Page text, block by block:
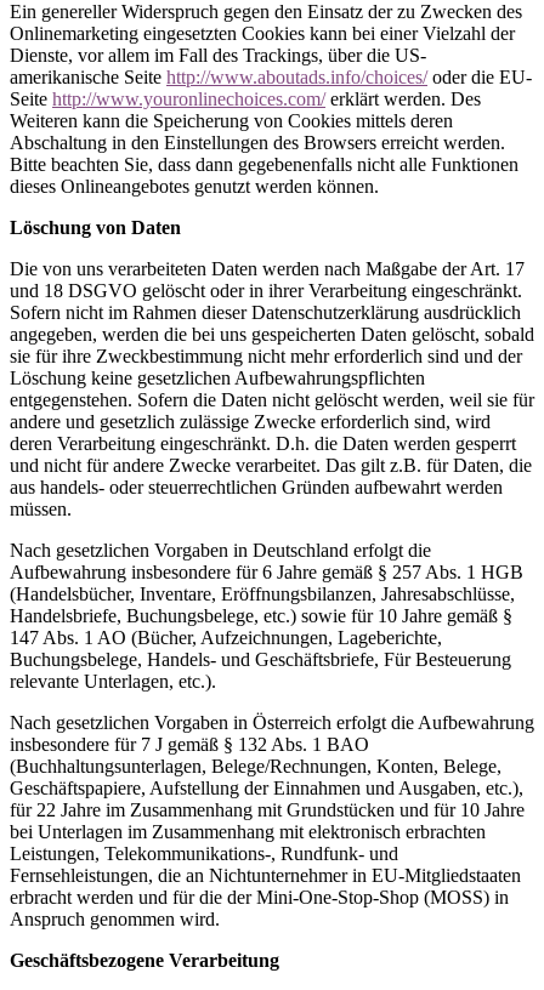
Ein genereller Widerspruch gegen den Einsatz der zu Zwecken des
Onlinemarketing eingesetzten Cookies kann bei einer Vielzahl der
Dienste, vor allem im Fall des Trackings, über die US-
amerikanische Seite http://www.aboutads.info/choices/oder die EU-
Seite http://www.youronlinechoices.com/erklärt werden. Des
Weiteren kann die Speicherung von Cookies mittels deren
Abschaltung in den Einstellungen des Browsers erreicht werden.
Bitte beachten Sie, dass dann gegebenenfalls nicht alle Funktionen
dieses Onlineangebotes genutzt werden können.
Löschung von Daten
Die von uns verarbeiteten Daten werden nach Maßgabe der Art. 17
und 18 DSGVO gelöscht oder in ihrer Verarbeitung eingeschränkt.
Sofern nicht im Rahmen dieser Datenschutzerklärung ausdrücklich
angegeben, werden die bei uns gespeicherten Daten gelöscht, sobald
sie für ihre Zweckbestimmung nicht mehr erforderlich sind und der
Löschung keine gesetzlichen Aufbewahrungspflichten
entgegenstehen. Sofern die Daten nicht gelöscht werden, weil sie für
andere und gesetzlich zulässige Zwecke erforderlich sind, wird
deren Verarbeitung eingeschränkt. D.h. die Daten werden gesperrt
und nicht für andere Zwecke verarbeitet. Das gilt z.B. für Daten, die
aus handels- oder steuerrechtlichen Gründen aufbewahrt werden
müssen.
Nach gesetzlichen Vorgaben in Deutschland erfolgt die
Aufbewahrung insbesondere für 6 Jahre gemäß § 257 Abs. 1 HGB
(Handelsbücher, Inventare, Eröffnungsbilanzen, Jahresabschlüsse,
Handelsbriefe, Buchungsbelege, etc.) sowie für 10 Jahre gemäß §
147 Abs. 1 AO (Bücher, Aufzeichnungen, Lageberichte,
Buchungsbelege, Handels- und Geschäftsbriefe, Für Besteuerung
relevante Unterlagen, etc.).
Nach gesetzlichen Vorgaben in Österreich erfolgt die Aufbewahrung
insbesondere für 7 J gemäß § 132 Abs. 1 BAO
(Buchhaltungsunterlagen, Belege/Rechnungen, Konten, Belege,
Geschäftspapiere, Aufstellung der Einnahmen und Ausgaben, etc.),
für 22 Jahre im Zusammenhang mit Grundstücken und für 10 Jahre
bei Unterlagen im Zusammenhang mit elektronisch erbrachten
Leistungen, Telekommunikations-, Rundfunk- und
Fernsehleistungen, die an Nichtunternehmer in EU-Mitgliedstaaten
erbracht werden und für die der Mini-One-Stop-Shop (MOSS) in
Anspruch genommen wird.
Geschäftsbezogene Verarbeitung